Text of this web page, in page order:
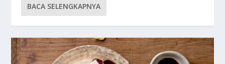
BACA SELENGKAPNYA